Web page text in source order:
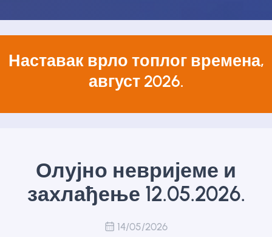
Наставак врло топлог времена,
август 2026.
Олујно невријеме и
захлађење 12.05.2026.
14/05/2026